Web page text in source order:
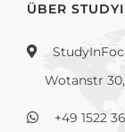
ÜBER
Wotanstr
+49 1522